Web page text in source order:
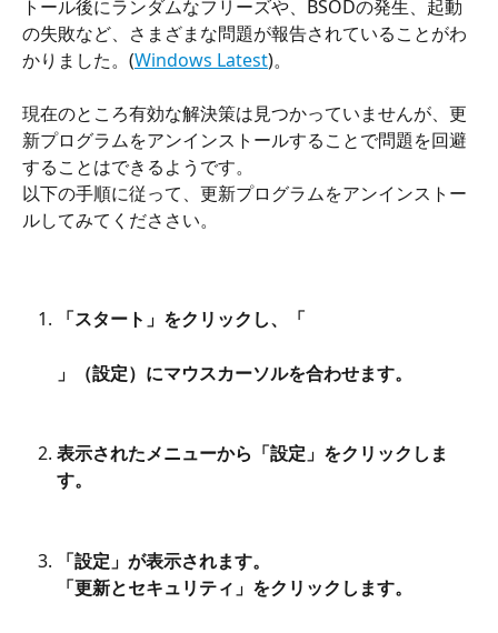
トール後にランダムなフリーズや、BSODの発生、起動
の失敗など、さまざまな問題が報告されていることがわ
かりました。(Windows Latest)。
現在のところ有効な解決策は見つかっていませんが、更
新プログラムをアンインストールすることで問題を回避
することはできるようです。
以下の手順に従って、更新プログラムをアンインストー
ルしてみてくだささい。
「スタート」をクリックし、「
」（設定）にマウスカーソルを合わせます。
表示されたメニューから「設定」をクリックしま
す。
「設定」が表示されます。
「更新とセキュリティ」をクリックします。